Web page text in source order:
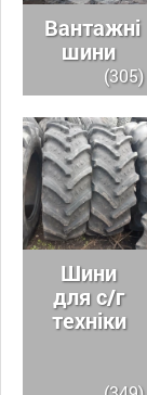
Вантажні
шини
(305)
Шини
для с/г
техніки